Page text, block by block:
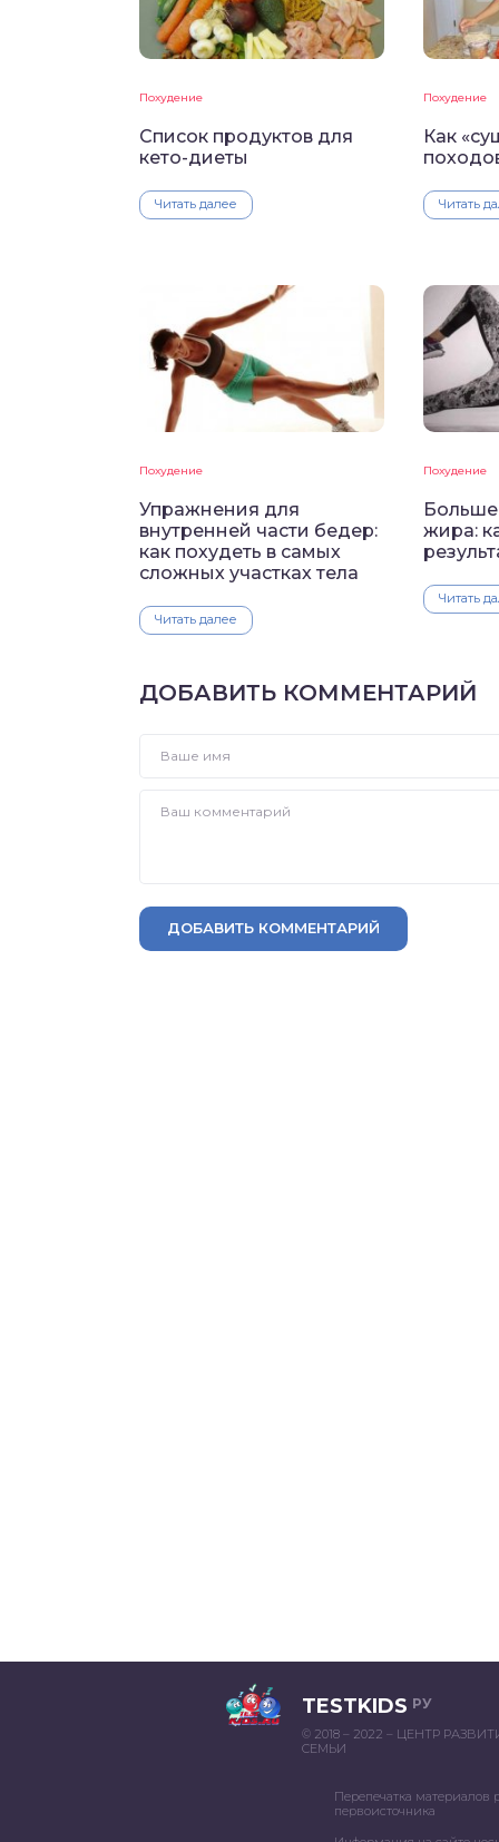
Похудение
Список продуктов для
кето-диеты
Читать далее
Похудение
Как
Читать
Похудение
Упражнения для
внутренней части бедер:
как похудеть в самых
сложных участках тела
Читать далее
Похудение
жира:
Читать
ДОБАВИТЬ КОММЕНТАРИЙ
ДОБАВИТЬ КОММЕНТАРИЙ
TESTKIDS РУ
© 2018 – 2022 – ЦЕНТР
СЕМЬИ
Перепечатка материалов
первоисточника